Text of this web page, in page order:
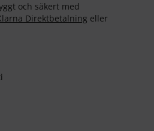
och säkert med
Direktbetalning eller